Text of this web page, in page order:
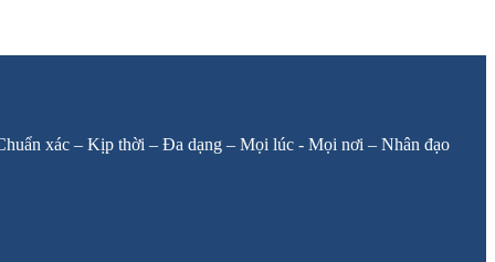
xác – Kịp thời – Đa dạng – Mọi lúc - Mọi nơi – Nhân đạo